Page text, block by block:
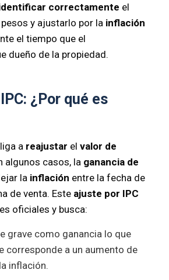
correctamente el
y ajustarlo por la inflación
el tiempo que el
dueño de la propiedad.
¿Por qué es
a reajustar el valor de
algunos casos, la ganancia de
la inflación entre la fecha de
de venta. Este ajuste por IPC
oficiales y busca:
grave como ganancia lo que
corresponde a un aumento de
inflación.